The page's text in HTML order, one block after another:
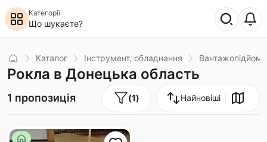
Категорії
Що шукаєте?
ГоловнаКаталог Інструмент, обладнання
Рокла в Донецька область
1 пропозиція (1) Найновіші